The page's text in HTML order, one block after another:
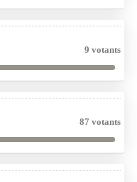
9 votants
87 votants